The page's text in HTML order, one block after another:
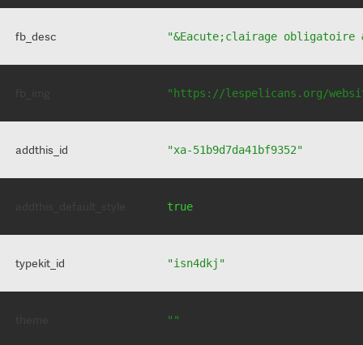
fb_desc "&Eacute;clairage obligatoire
"https://lespelicans.org/
addthis_id "xa-51b9d7da41bf9352"
true
typekit_id "isn4dkj"
""